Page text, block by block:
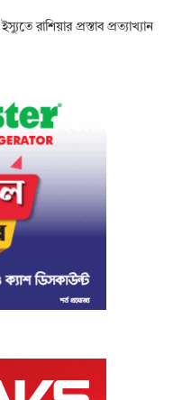
রাশিয়ার প্রস্তাব প্রত্যাখ্যান